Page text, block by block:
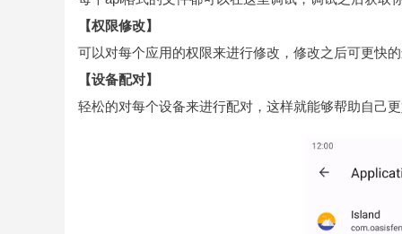
【权限修改】
可以对每个应用的权限来进行修改，修改之后可更快
【设备配对】
轻松的对每个设备来进行配对，这样就能够帮助自己